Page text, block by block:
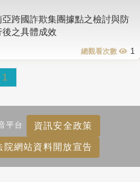
跨國詐欺集團據點之檢討與防
之具體成效
1
1
平台 資訊安全政策
院網站資料開放宣告